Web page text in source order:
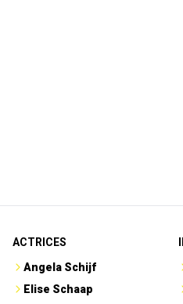
ACTRICES
Angela Schijf
Elise Schaap